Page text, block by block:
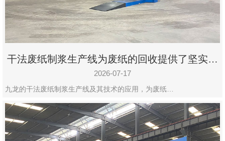
干法废纸制浆生产线为废纸的回收提供了坚实的
保障
2026-07-17
九龙的干法废纸制浆生产线及其技术的应用，为废纸…